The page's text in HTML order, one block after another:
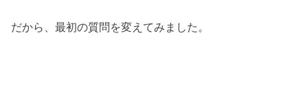
だから、最初の質問を変えてみました。